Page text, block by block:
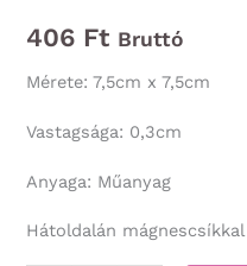
406 Ft Bruttó
Mérete: 7,5cm x 7,5cm
Vastagsága: 0,3cm
Anyaga: Műanyag
Hátoldalán mágnescsíkkal